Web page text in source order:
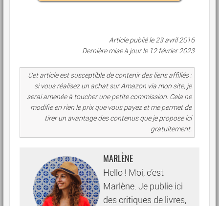
Article publié le 23 avril 2016
Dernière mise à jour le 12 février 2023
Cet article est susceptible de contenir des liens affiliés :
si vous réalisez un achat sur Amazon via mon site, je
serai amenée à toucher une petite commission. Cela ne
modifie en rien le prix que vous payez et me permet de
tirer un avantage des contenus que je propose ici
gratuitement.
MARLÈNE
Hello ! Moi, c’est
Marlène. Je publie ici
des critiques de livres,